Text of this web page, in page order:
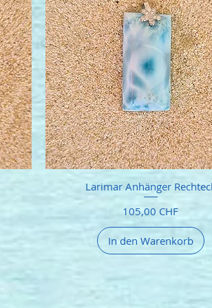
Larimar Anhänger
Preis
105,00 CHF
In den Warenkorb